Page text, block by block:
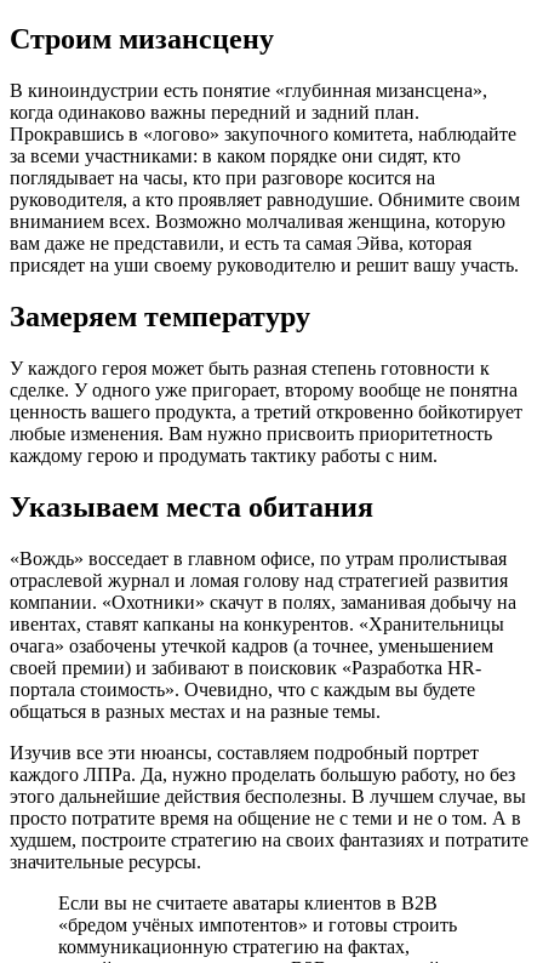
Строим мизансцену
В киноиндустрии есть понятие «глубинная мизансцена»,
когда одинаково важны передний и задний план.
Прокравшись в «логово» закупочного комитета, наблюдайте
за всеми участниками: в каком порядке они сидят, кто
поглядывает на часы, кто при разговоре косится на
руководителя, а кто проявляет равнодушие. Обнимите своим
вниманием всех. Возможно молчаливая женщина, которую
вам даже не представили, и есть та самая Эйва, которая
присядет на уши своему руководителю и решит вашу участь.
Замеряем температуру
У каждого героя может быть разная степень готовности к
сделке. У одного уже пригорает, второму вообще не понятна
ценность вашего продукта, а третий откровенно бойкотирует
любые изменения. Вам нужно присвоить приоритетность
каждому герою и продумать тактику работы с ним.
Указываем места обитания
«Вождь» восседает в главном офисе, по утрам пролистывая
отраслевой журнал и ломая голову над стратегией развития
компании. «Охотники» скачут в полях, заманивая добычу на
ивентах, ставят капканы на конкурентов. «Хранительницы
очага» озабочены утечкой кадров (а точнее, уменьшением
своей премии) и забивают в поисковик «Разработка HR-
портала стоимость». Очевидно, что с каждым вы будете
общаться в разных местах и на разные темы.
Изучив все эти нюансы, составляем подробный портрет
каждого ЛПРа. Да, нужно проделать большую работу, но без
этого дальнейшие действия бесполезны. В лучшем случае, вы
просто потратите время на общение не с теми и не о том. А в
худшем, построите стратегию на своих фантазиях и потратите
значительные ресурсы.
Если вы не считаете аватары клиентов в В2В
«бредом учёных импотентов» и готовы строить
коммуникационную стратегию на фактах,